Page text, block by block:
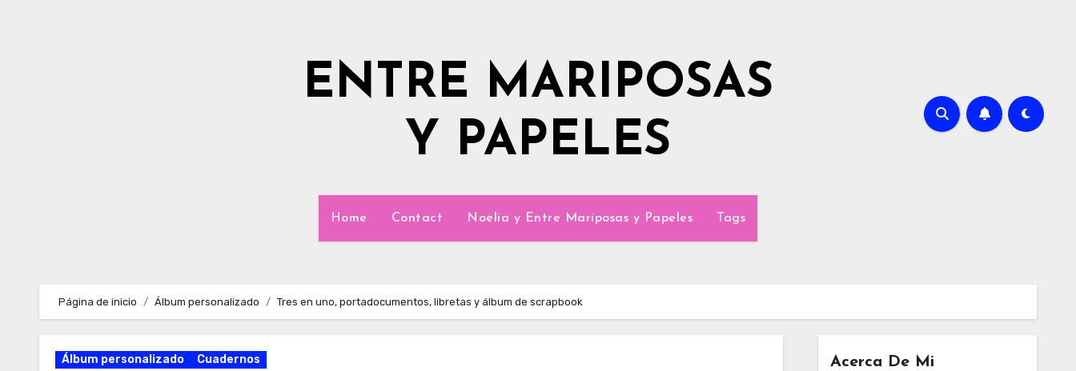
ENTRE MARIPOSAS
Y PAPELES
Home Contact Noelia y Entre Mariposas y Papeles Tags
Página de inicio Álbum personalizado Tres en uno, portadocumentos, libretas y álbum de scrapbook
Álbum personalizado Cuadernos Acerca De Mi